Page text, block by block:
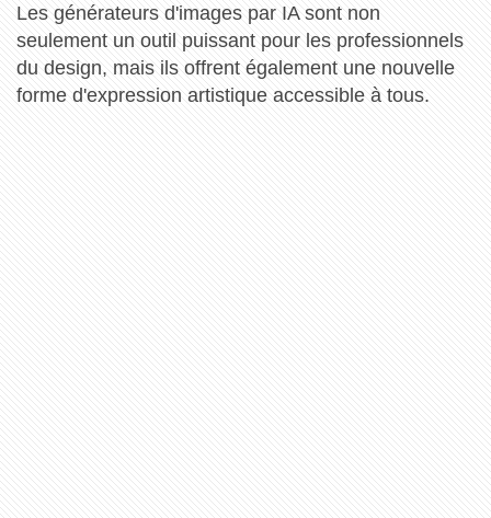
Les générateurs d'images par IA sont non
seulement un outil puissant pour les professionnels
du design, mais ils offrent également une nouvelle
forme d'expression artistique accessible à tous.